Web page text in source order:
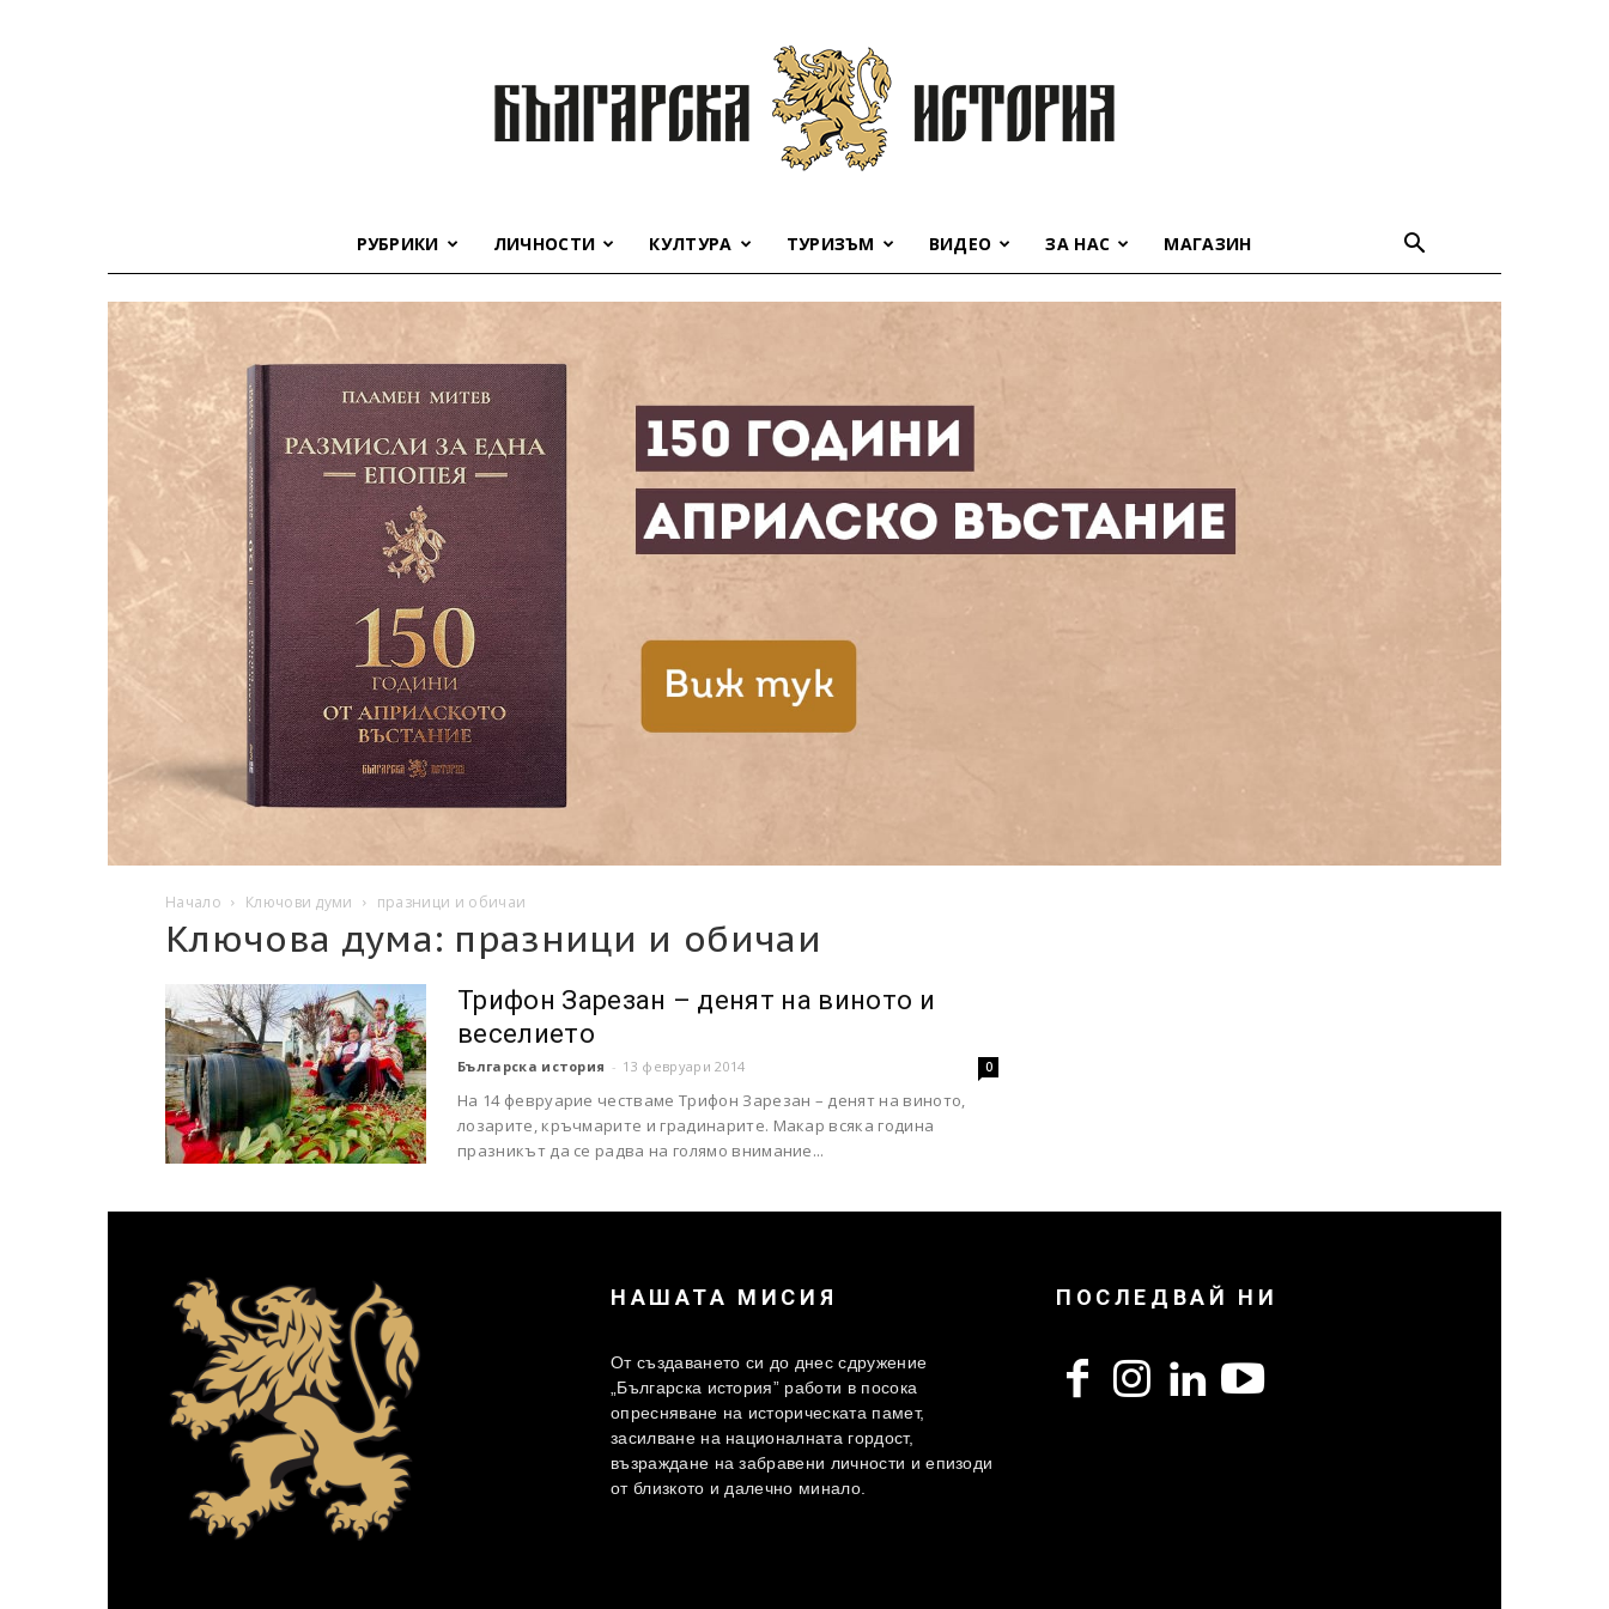
история
РУБРИКИ ЛИЧНОСТИ КУЛТУРА ТУРИЗЪМ ВИДЕО ЗА НАС МАГАЗИН
Начало Ключови думи празници и обичаи
Ключова дума: празници и обичаи
Трифон Зарезан – денят на виното и
веселието
Българска история - 13 февруари 2014 0
На 14 февруарие честваме Трифон Зарезан – денят на виното,
лозарите, кръчмарите и градинарите. Макар всяка година
празникът да се радва на голямо внимание...
НАШАТА МИСИЯ
От създаването си до днес сдружение
„Българска история” работи в посока
опресняване на историческата памет,
засилване на националната гордост,
възраждане на забравени личности и епизоди
от близкото и далечно минало.
ПОСЛЕДВАЙ НИ